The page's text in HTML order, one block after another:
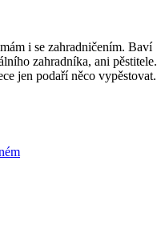
i se zahradničením. Baví
zahradníka, ani pěstitele.
jen podaří něco vypěstovat.